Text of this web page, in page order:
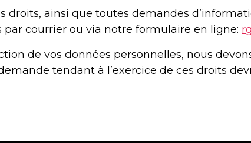
droits, ainsi que toutes demandes
courrier ou via notre formulaire en ligne:
de vos données personnelles, nous
tendant à l’exercice de ces droits